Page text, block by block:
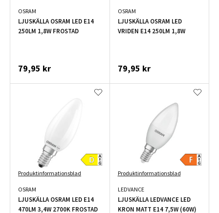
OSRAM
LJUSKÄLLA OSRAM LED E14
250LM 1,8W FROSTAD
79,95 kr
OSRAM
LJUSKÄLLA OSRAM LED
VRIDEN E14 250LM 1,8W
79,95 kr
Produktinformationsblad
OSRAM
LJUSKÄLLA OSRAM LED E14
470LM 3,4W 2700K FROSTAD
Produktinformationsblad
LEDVANCE
LJUSKÄLLA LEDVANCE LED
KRON MATT E14 7,5W (60W)